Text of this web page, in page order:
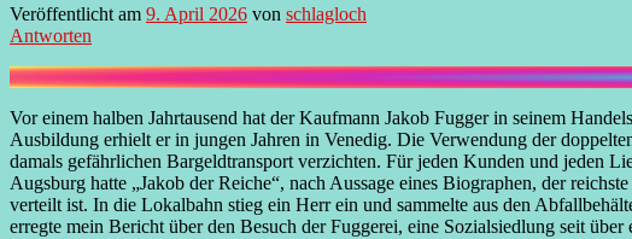
Veröffentlicht am 9. April 2026 von schlagloch
Antworten
Vor einem halben Jahrtausend hat der Kaufmann Jakob Fugger in seinem
Ausbildung erhielt er in jungen Jahren in Venedig. Die Verwendung der
damals gefährlichen Bargeldtransport verzichten. Für jeden Kunden und jeden
Augsburg hatte „Jakob der Reiche“, nach Aussage eines Biographen, der
verteilt ist. In die Lokalbahn stieg ein Herr ein und sammelte aus den
erregte mein Bericht über den Besuch der Fuggerei, eine Sozialsiedlung seit